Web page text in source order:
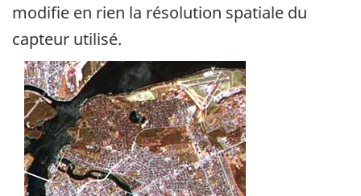
modifie en rien la résolution spatiale du
capteur utilisé.